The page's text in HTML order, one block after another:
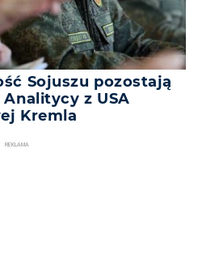
Sojuszu pozostają
z USA
Kremla
REKLAMA